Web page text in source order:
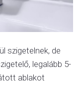
szigetelnek, de
legalább 5-
ablakot